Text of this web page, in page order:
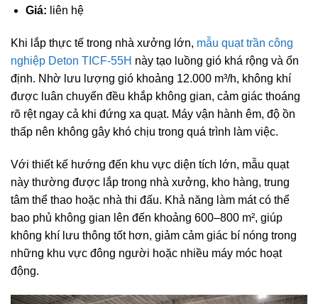
Giá: liên hệ
Khi lắp thực tế trong nhà xưởng lớn, mẫu quạt trần công
nghiệp Deton TICF-55H này tạo luồng gió khá rộng và ổn
định. Nhờ lưu lượng gió khoảng 12.000 m³/h, không khí
được luân chuyển đều khắp không gian, cảm giác thoáng
rõ rệt ngay cả khi đứng xa quạt. Máy vận hành êm, độ ồn
thấp nên không gây khó chịu trong quá trình làm việc.
Với thiết kế hướng đến khu vực diện tích lớn, mẫu quạt
này thường được lắp trong nhà xưởng, kho hàng, trung
tâm thể thao hoặc nhà thi đấu. Khả năng làm mát có thể
bao phủ không gian lên đến khoảng 600–800 m², giúp
không khí lưu thông tốt hơn, giảm cảm giác bí nóng trong
những khu vực đông người hoặc nhiều máy móc hoạt
động.